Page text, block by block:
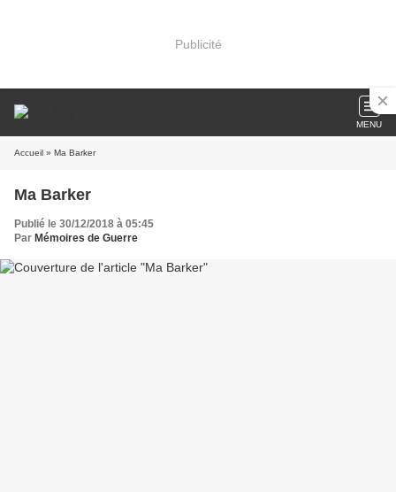
Publicité
MENU
Accueil » Ma Barker
Ma Barker
Publié le 30/12/2018 à 05:45
Par Mémoires de Guerre